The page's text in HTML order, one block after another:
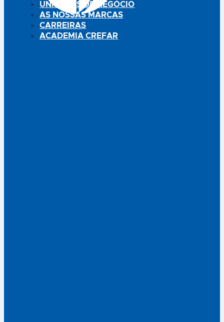
UNIDADES DE NEGÓCIO
AS NOSSAS MARCAS
CARREIRAS
ACADEMIA CREFAR